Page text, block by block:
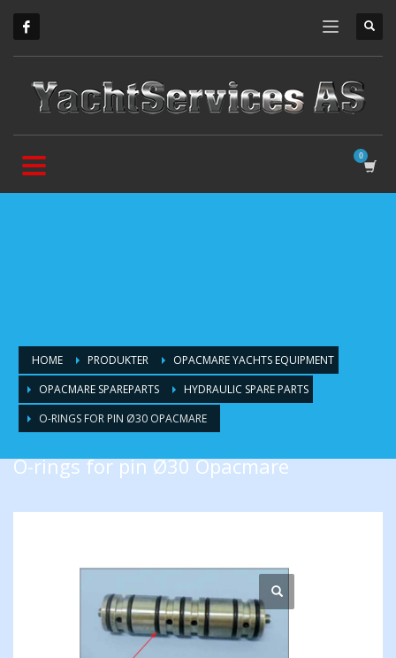
HOME PRODUKTER
OPACMARE YACHTS EQUIPMENT
OPACMARE SPAREPARTS
HYDRAULIC SPARE PARTS
O-RINGS FOR PIN Ø30 OPACMARE
O-rings for pin Ø30 Opacmare